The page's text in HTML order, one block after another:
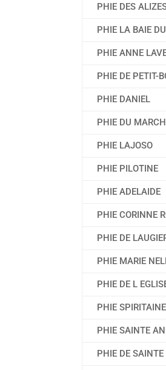
PHIE DES
PHIE LA BAIE
PHIE ANNE
PHIE DE PETIT-
PHIE DANIEL
PHIE DU
PHIE LAJOSO
PHIE PILOTINE
PHIE ADELAIDE
PHIE CORINNE
PHIE DE
PHIE MARIE
PHIE DE L
PHIE SPIRITAINE
PHIE SAINTE
PHIE DE SAINTE